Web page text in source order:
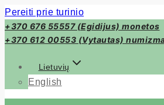
Pereiti prie turinio
+370 676 55557 (Egidijus) monetos
+370 612 00553 (Vytautas)
Lietuvių
English